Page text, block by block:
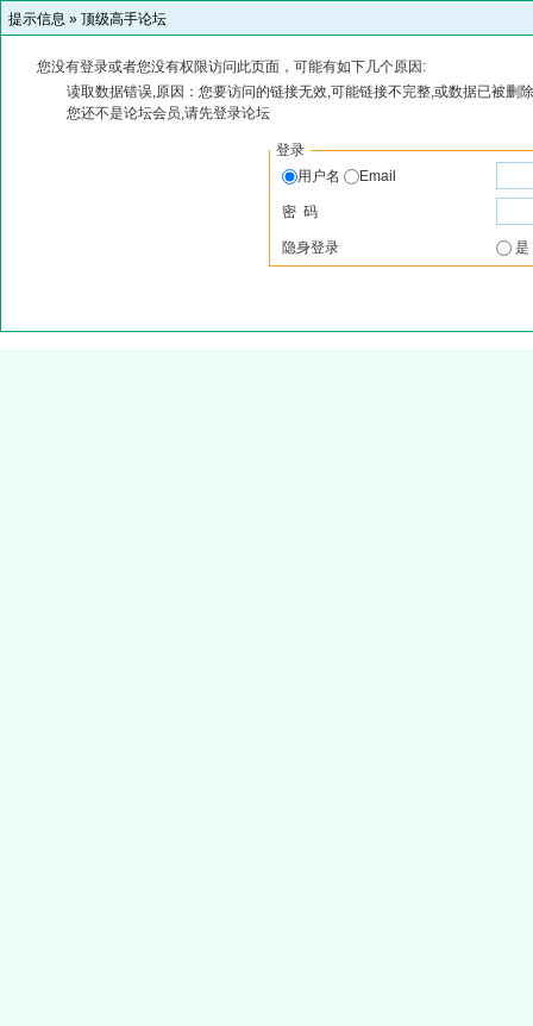
提示信息 » 顶级高手论坛
您没有登录或者您没有权限访问此页面，可能有如下几个原因:
读取数据错误,原因：您要访问的链接无效,可能链接不完整,或数据已被删
您还不是论坛会员,请先登录论坛
登录
用户名
Email
密 码
隐身登录